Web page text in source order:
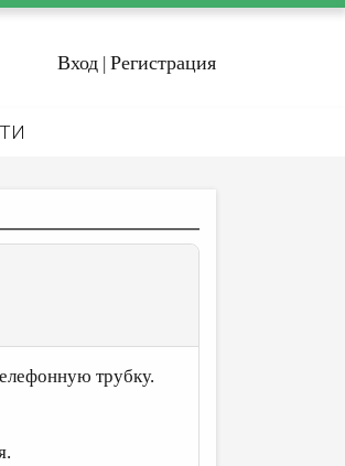
Вход | Регистрация
трубку.